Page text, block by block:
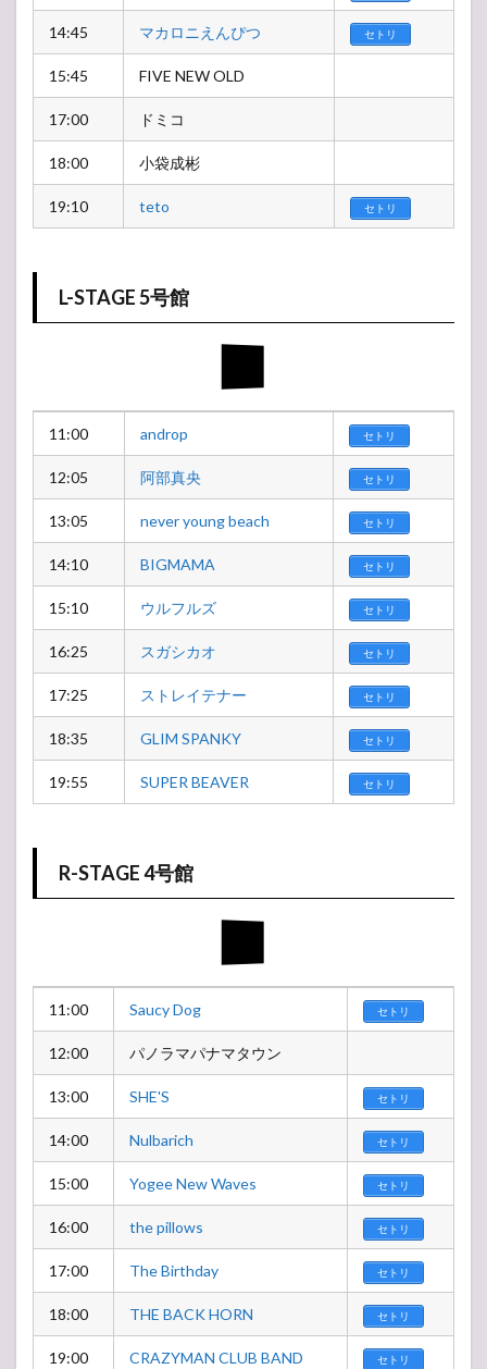
14:45 マカロニえんぴつ セトリ
15:45 FIVE NEW OLD
17:00 ドミコ
18:00 小袋成彬
19:10 teto セトリ
L-STAGE 5号館
11:00 androp セトリ
12:05 阿部真央 セトリ
13:05 never young beach セトリ
14:10 BIGMAMA セトリ
15:10 ウルフルズ セトリ
16:25 スガシカオ セトリ
17:25 ストレイテナー セトリ
18:35 GLIM SPANKY セトリ
19:55 SUPER BEAVER セトリ
R-STAGE 4号館
11:00 Saucy Dog セトリ
12:00 パノラマパナマタウン
13:00 SHE'S セトリ
14:00 Nulbarich セトリ
15:00 Yogee New Waves セトリ
16:00 the pillows セトリ
17:00 The Birthday セトリ
18:00 THE BACK HORN セトリ
19:00 CRAZYMAN CLUB BAND セトリ